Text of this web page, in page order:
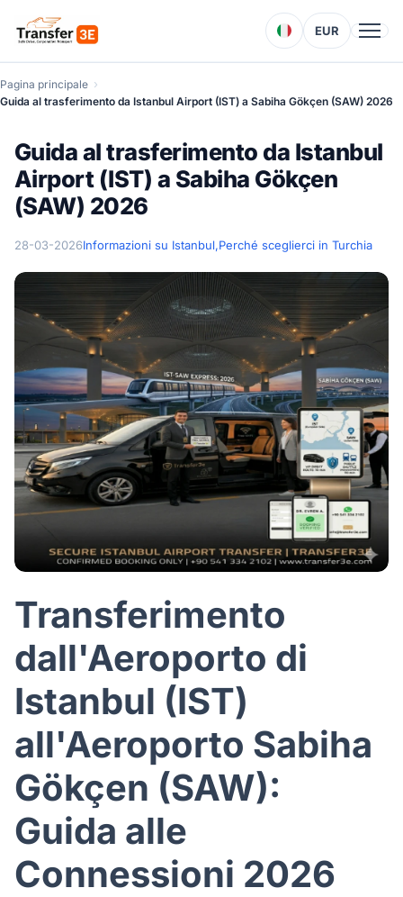
EUR
Pagina principale
Guida al trasferimento da Istanbul Airport (IST) a Sabiha Gökçen (SAW) 2026
Guida al trasferimento da Istanbul
Airport (IST) a Sabiha Gökçen
(SAW) 2026
28-03-2026Informazioni su Istanbul,Perché sceglierci in Turchia
Transferimento
dall'Aeroporto di
Istanbul (IST)
all'Aeroporto Sabiha
Gökçen (SAW):
Guida alle
Connessioni 2026